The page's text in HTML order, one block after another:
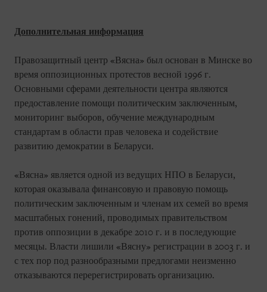
Дополнительная информация
Правозащитный центр «Вясна» был основан в Минске во
время оппозиционных протестов весной 1996 г.
Основными сферами деятельности центра являются
предоставление помощи политическим заключенным,
мониторинг выборов, обучение международным
стандартам в области прав человека и содействие
развитию демократии в Беларуси.
«Вясна» является одной из ведущих НПО в Беларуси,
которая оказывала финансовую и правовую помощь
политическим заключенным и членам их семей во время
масштабных гонений, проводимых правительством
против оппозиции в декабре 2010 г. и в последующие
месяцы. Власти лишили «Вясну» регистрации в 2003 г. и
с тех пор под разнообразными предлогами неизменно
отказываются перерегистрировать организацию.